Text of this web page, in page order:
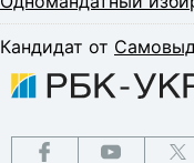
Кандидат от